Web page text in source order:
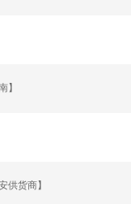
】
供货商】